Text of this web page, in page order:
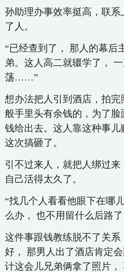
孙助理办事效率挺高，联系
了人。
“已经查到了， 那人的幕后
弟。这人高二就辍学了，
荡……”
想办法把人引到酒店，拍
般手里头有余钱的，为了
钱给出去。这人靠这种事
这次搞砸了。
引不过来人，就把人绑过
自己活得太久了。
“找几个人看看他眼下在哪
么办， 也不用留什么后路了
这件事跟钱教练脱不了关
好， 那男人出了酒店肯定
计这会儿兄弟俩拿了照片